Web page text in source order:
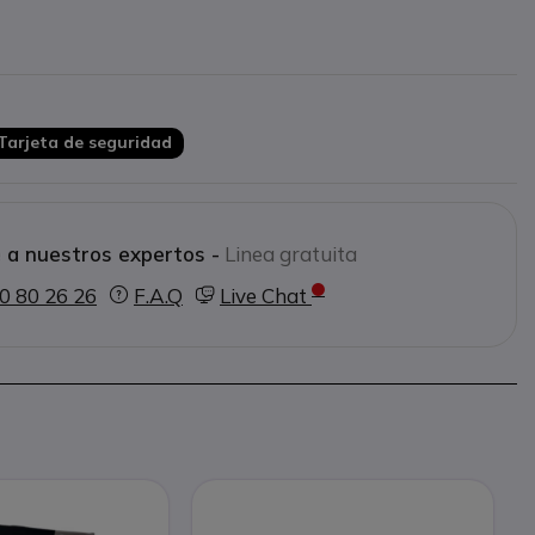
de seguridad
a nuestros expertos - Linea gratuita
80 26 26
F.A.Q Live Chat